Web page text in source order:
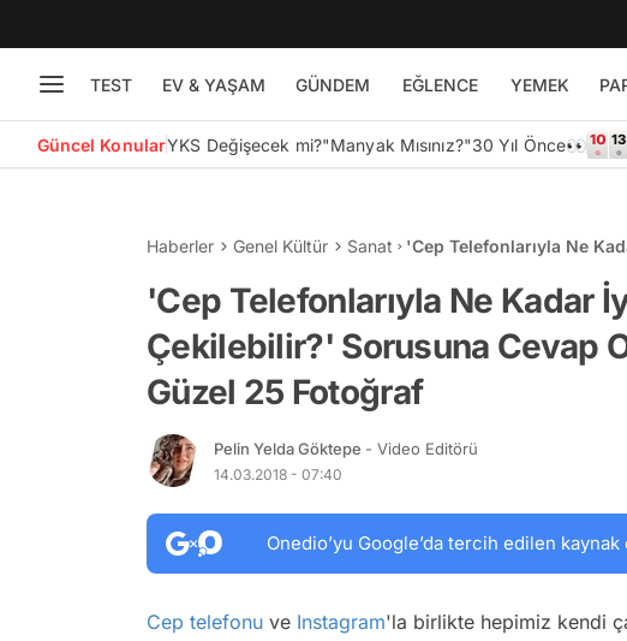
TEST EV & YAŞAM GÜNDEM EĞLENCE YEMEK
Güncel KonularYKS Değişecek mi?"Manyak Mısınız?"30 Yıl Önce👀
Haberler Genel Kültür Sanat
'Cep Telefonlarıyla Ne
'Cep Telefonlarıyla Ne Kadar
Çekilebilir?' Sorusuna Cevap
Güzel 25 Fotoğraf
Pelin Yelda Göktepe - Video Editörü
14.03.2018 - 07:40
Onedio’yu Google’da tercih edilen
Cep telefonu ve Instagram'la birlikte hepimiz kendi